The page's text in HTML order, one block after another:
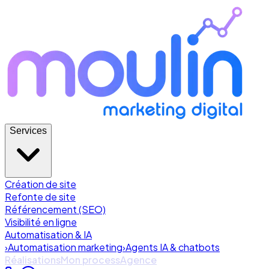
Services
Création de site
Refonte de site
Référencement (SEO)
Visibilité en ligne
Automatisation & IA
›Automatisation marketing›Agents IA & chatbots
RéalisationsMon processAgence